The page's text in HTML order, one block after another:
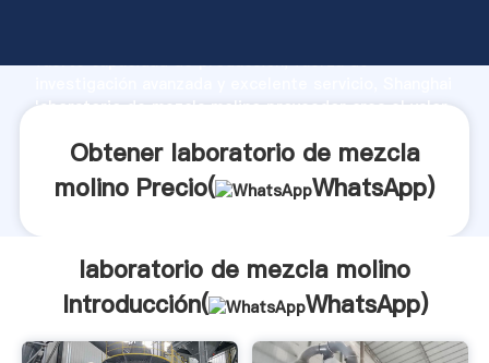
fuerte capacidad de producción, fuerza de
laboratorio de mezcla molino proveedor crea el valor
Obtener laboratorio de mezcla
molino Precio(
WhatsApp)
laboratorio de mezcla molino
Introducción(
WhatsApp)